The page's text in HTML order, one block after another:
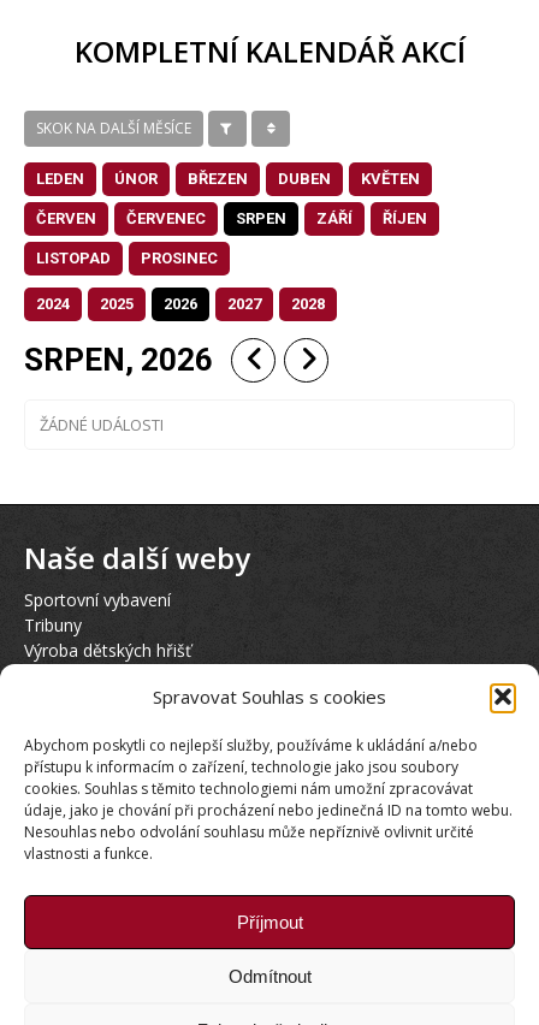
Spravovat Souhlas s cookies
Abychom poskytli co nejlepší služby, používáme k ukládání a/nebo
přístupu k informacím o zařízení, technologie jako jsou soubory
cookies. Souhlas s těmito technologiemi nám umožní zpracovávat
údaje, jako je chování při procházení nebo jedinečná ID na tomto webu.
Nesouhlas nebo odvolání souhlasu může nepříznivě ovlivnit určité
vlastnosti a funkce.
Příjmout
Odmítnout
KOMPLETNÍ KALENDÁŘ AKCÍ
SKOK NA DALŠÍ MĚSÍCE
LEDEN ÚNOR BŘEZEN DUBEN KVĚTEN
ČERVEN ČERVENEC SRPEN ZÁŘÍ ŘÍJEN
LISTOPAD PROSINEC
2024 2025 2026 2027 2028
SRPEN, 2026
ŽÁDNÉ UDÁLOSTI
Naše další weby
Sportovní vybavení
Tribuny
Výroba dětských hřišť
Půjčovna elektrokol KTM
Sociální sítě
Naši Partneři